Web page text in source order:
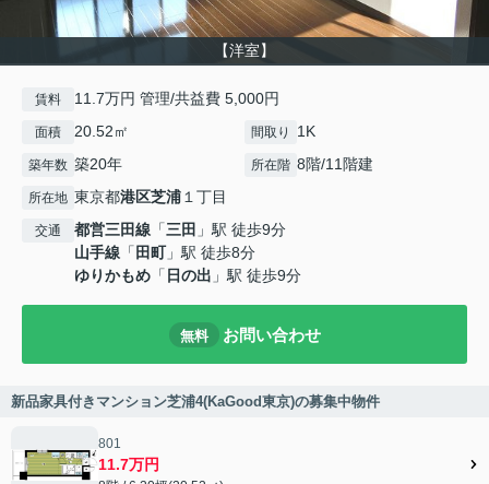
【洋室】
賃料 11.7万円 管理/共益費 5,000円
面積 20.52㎡ 間取り 1K
築年数 築20年 所在階 8階/11階建
所在地 東京都港区芝浦１丁目
交通 都営三田線 「三田 」駅 徒歩9分
山手線 「 田町」駅 徒歩8分
ゆりかもめ 「 日の出 」駅 徒歩9分
無料 お問い合わせ
新品家具付きマンション芝浦4(KaGood東京)の募集中物件
801
11.7万円